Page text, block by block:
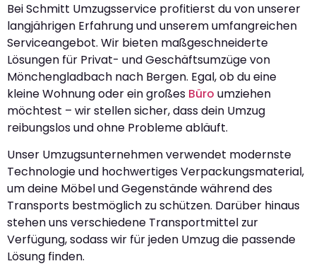
Bei Schmitt Umzugsservice profitierst du von unserer
langjährigen Erfahrung und unserem umfangreichen
Serviceangebot. Wir bieten maßgeschneiderte
Lösungen für Privat- und Geschäftsumzüge von
Mönchengladbach nach Bergen. Egal, ob du eine
kleine Wohnung oder ein großes Büro umziehen
möchtest – wir stellen sicher, dass dein Umzug
reibungslos und ohne Probleme abläuft.
Unser Umzugsunternehmen verwendet modernste
Technologie und hochwertiges Verpackungsmaterial,
um deine Möbel und Gegenstände während des
Transports bestmöglich zu schützen. Darüber hinaus
stehen uns verschiedene Transportmittel zur
Verfügung, sodass wir für jeden Umzug die passende
Lösung finden.